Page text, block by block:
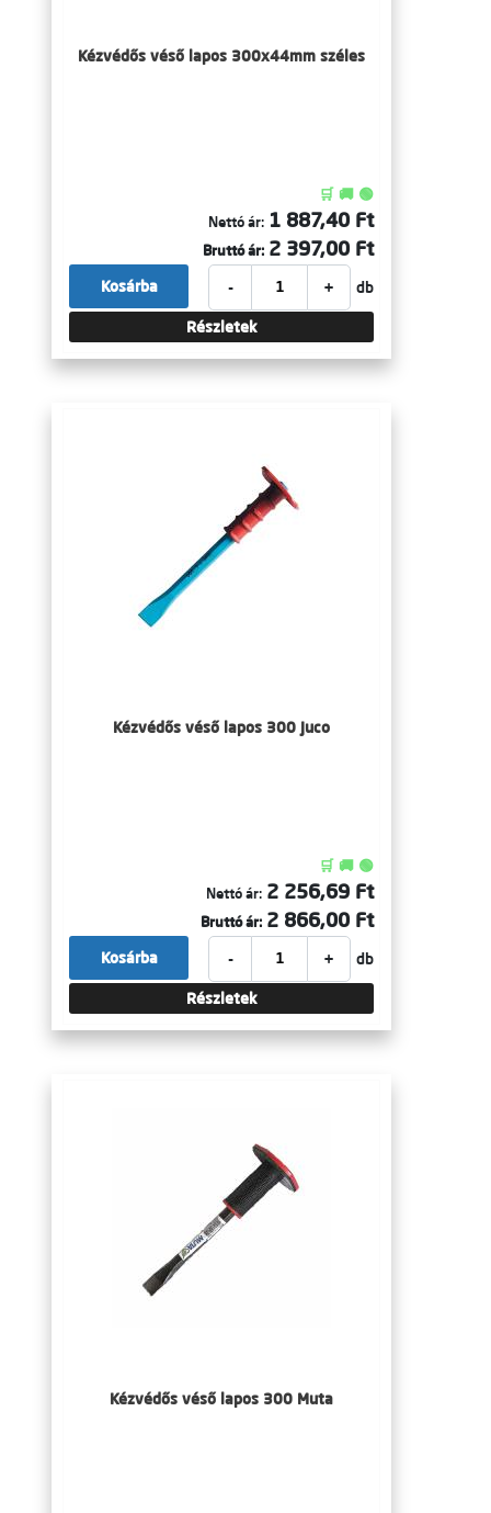
Kézvédős véső lapos 300x44mm széles
🛒 🚚 🟢
Nettó ár: 1 887,40 Ft
Bruttó ár: 2 397,00 Ft
- + db
Kosárba
Részletek
Kézvédős véső lapos 300 Juco
🛒 🚚 🟢
Nettó ár: 2 256,69 Ft
Bruttó ár: 2 866,00 Ft
- + db
Kosárba
Részletek
Kézvédős véső lapos 300 Muta